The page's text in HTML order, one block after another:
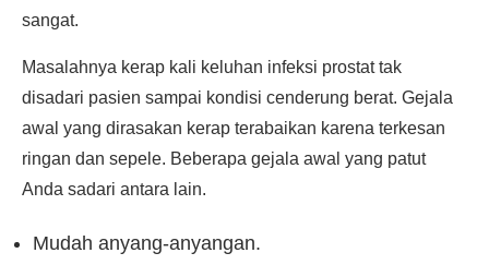
sangat.
Masalahnya kerap kali keluhan infeksi prostat tak
disadari pasien sampai kondisi cenderung berat. Gejala
awal yang dirasakan kerap terabaikan karena terkesan
ringan dan sepele. Beberapa gejala awal yang patut
Anda sadari antara lain.
Mudah anyang-anyangan.